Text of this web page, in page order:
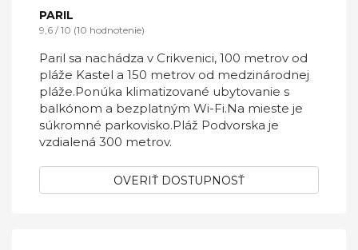
PARIL
9,6 / 10 (10 hodnotenie)
Paril sa nachádza v Crikvenici, 100 metrov od
pláže Kastel a 150 metrov od medzinárodnej
pláže.Ponúka klimatizované ubytovanie s
balkónom a bezplatným Wi-Fi.Na mieste je
súkromné ​​parkovisko.Pláž Podvorska je
vzdialená 300 metrov.
OVERIŤ DOSTUPNOSŤ